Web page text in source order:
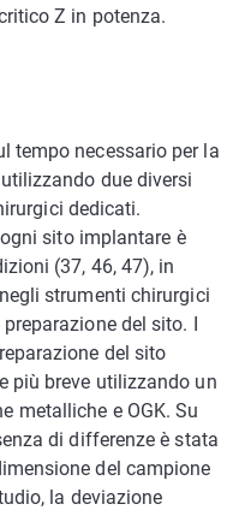
Z in potenza.
tempo necessario per la
due diversi
dedicati.
sito implantare è
(37, 46, 47), in
strumenti chirurgici
del sito. I
del sito
più breve utilizzando un
metalliche e OGK. Su
di differenze è stata
del campione
la deviazione